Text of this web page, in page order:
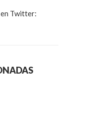
Twitter: